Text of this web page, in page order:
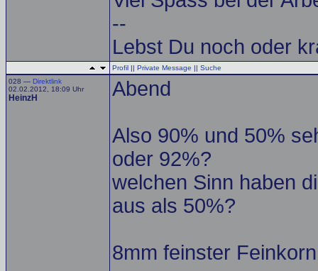
--
Lebst Du noch oder
Profil || Private Message || Suche
028 — Direktlink
02.02.2012, 18:09 Uhr
HeinzH Abend
Also 90% und 50%
oder 92%?
welchen Sinn haben
aus als 50%?
8mm feinster